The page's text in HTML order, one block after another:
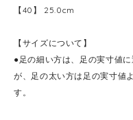
【40】 25.0cm
【サイズについて】
●足の細い方は、足の実寸値
が、足の太い方は足の実寸値
す。